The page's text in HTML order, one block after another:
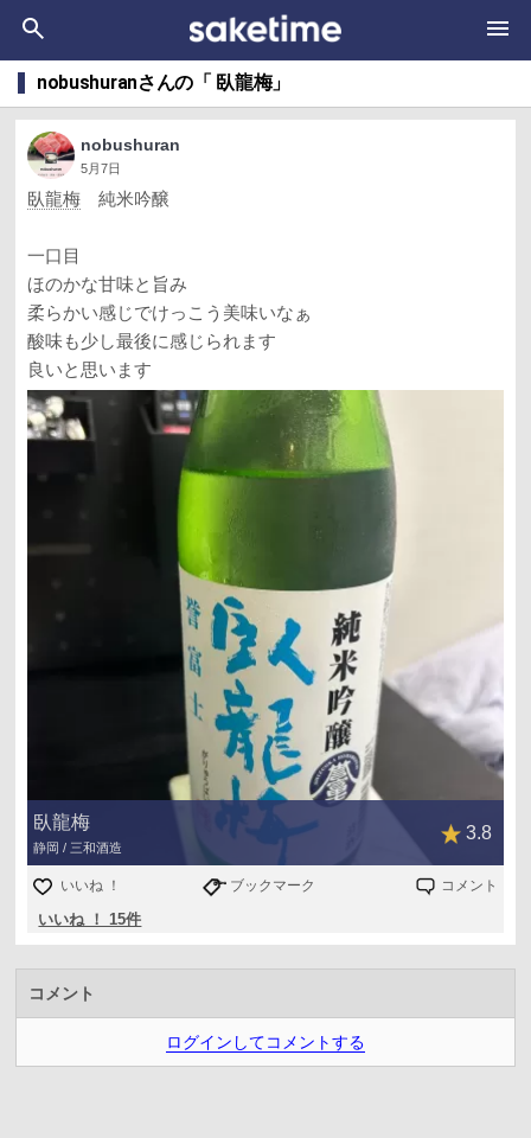
nobushuranさんの「 臥龍梅」
nobushuran
5月7日
臥龍梅 純米吟醸
一口目
ほのかな甘味と旨み
柔らかい感じでけっこう美味いなぁ
酸味も少し最後に感じられます
良いと思います
臥龍梅
静岡 / 三和酒造
3.8
いいね ！ ブックマーク コメント
いいね ！ 15件
コメント
ログインしてコメントする